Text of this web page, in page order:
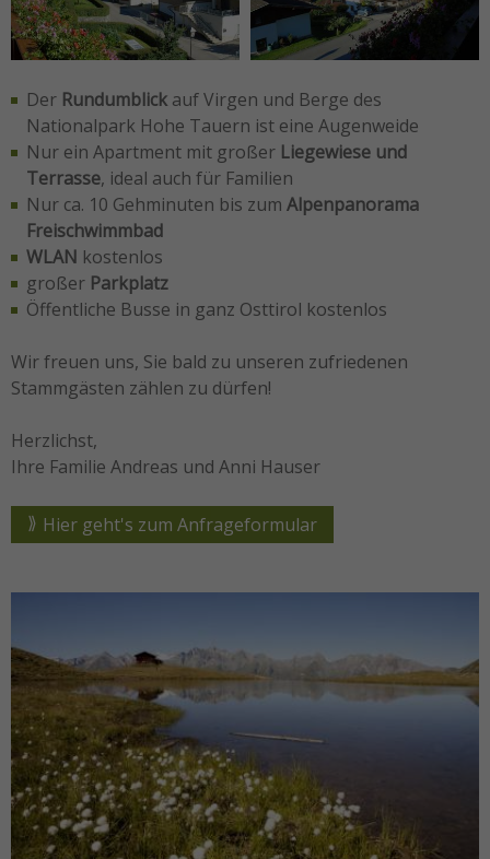
Der Rundumblick auf Virgen und Berge des
Nationalpark Hohe Tauern ist eine Augenweide
Nur ein Apartment mit großer Liegewiese und
Terrasse, ideal auch für Familien
Nur ca. 10 Gehminuten bis zum Alpenpanorama
Freischwimmbad
WLAN kostenlos
großer Parkplatz
Öffentliche Busse in ganz Osttirol kostenlos
Wir freuen uns, Sie bald zu unseren zufriedenen
Stammgästen zählen zu dürfen!
Herzlichst,
Ihre Familie Andreas und Anni Hauser
Hier geht's zum Anfrageformular